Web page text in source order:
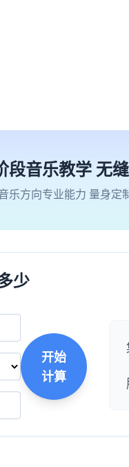
段音乐教学 无
乐方向专业能力 量身定
少
开始
计算